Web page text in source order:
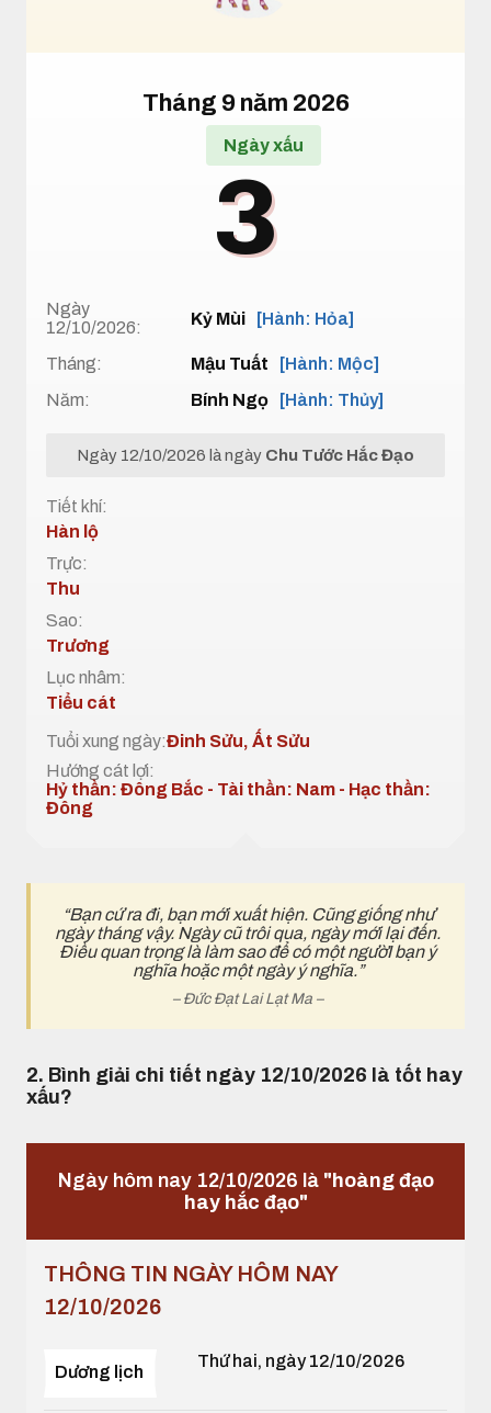
Tháng 9 năm 2026
Ngày xấu
3
Ngày
12/10/2026:
Kỷ Mùi [Hành: Hỏa]
Tháng: Mậu Tuất
[Hành: Mộc]
Năm:
Bính Ngọ [Hành: Thủy]
Ngày 12/10/2026 là ngày Chu Tước Hắc Đạo
Tiết khí:
Hàn lộ
Trực:
Thu
Sao:
Trương
Lục nhâm:
Tiểu cát
Tuổi xung ngày:Đinh Sửu, Ất Sửu
Hướng cát lợi:
Hỷ thần: Đông Bắc - Tài thần: Nam - Hạc thần:
Đông
“Bạn cứ ra đi, bạn mới xuất hiện. Cũng giống như
ngày tháng vậy. Ngày cũ trôi qua, ngày mới lại đến.
Điều quan trọng là làm sao để có một ngườI bạn ý
nghĩa hoặc một ngày ý nghĩa.”
– Đức Đạt Lai Lạt Ma –
2. Bình giải chi tiết ngày 12/10/2026 là tốt hay
xấu?
Ngày hôm nay 12/10/2026 là "hoàng đạo
hay hắc đạo"
THÔNG TIN NGÀY HÔM NAY
12/10/2026
Dương lịch
Thứ hai, ngày 12/10/2026